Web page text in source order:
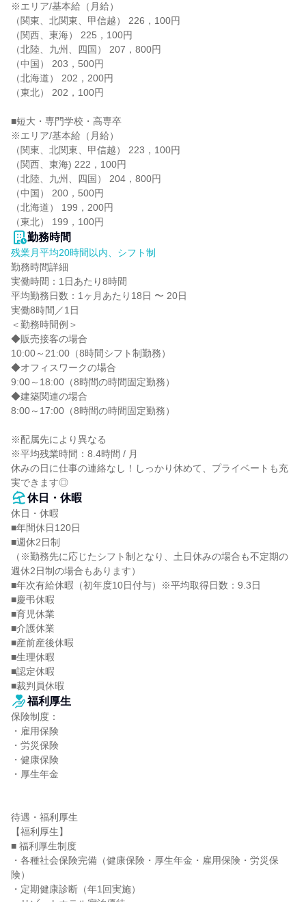
※エリア/基本給（月給）
（関東、北関東、甲信越） 226，100円
（関西、東海） 225，100円
（北陸、九州、四国） 207，800円
（中国） 203，500円
（北海道） 202，200円
（東北） 202，100円
■短大・専門学校・高専卒
※エリア/基本給（月給）
（関東、北関東、甲信越） 223，100円
（関西、東海) 222，100円
（北陸、九州、四国） 204，800円
（中国） 200，500円
（北海道） 199，200円
（東北） 199，100円
勤務時間
残業月平均20時間以内、シフト制
勤務時間詳細
実働時間：1日あたり8時間
平均勤務日数：1ヶ月あたり18日 〜 20日
実働8時間／1日
＜勤務時間例＞
◆販売接客の場合
10:00～21:00（8時間シフト制勤務）
◆オフィスワークの場合
9:00～18:00（8時間の時間固定勤務）
◆建築関連の場合
8:00～17:00（8時間の時間固定勤務）
※配属先により異なる
※平均残業時間：8.4時間 / 月
休みの日に仕事の連絡なし！しっかり休めて、プライベートも充
実できます◎
休日・休暇
休日・休暇
■年間休日120日
■週休2日制
（※勤務先に応じたシフト制となり、土日休みの場合も不定期の
週休2日制の場合もあります）
■年次有給休暇（初年度10日付与）※平均取得日数：9.3日
■慶弔休暇
■育児休業
■介護休業
■産前産後休暇
■生理休暇
■認定休暇
■裁判員休暇
福利厚生
保険制度：
・雇用保険
・労災保険
・健康保険
・厚生年金
待遇・福利厚生
【福利厚生】
■ 福利厚生制度
・各種社会保険完備（健康保険・厚生年金・雇用保険・労災保
険）
・定期健康診断（年1回実施）